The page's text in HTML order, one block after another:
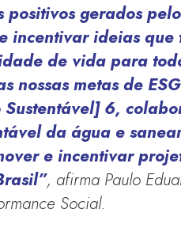
positivos gerados
incentivar ideias que
de vida para
nossas metas de
6,
da água e
e incentivar
, afirma Paulo
Social.